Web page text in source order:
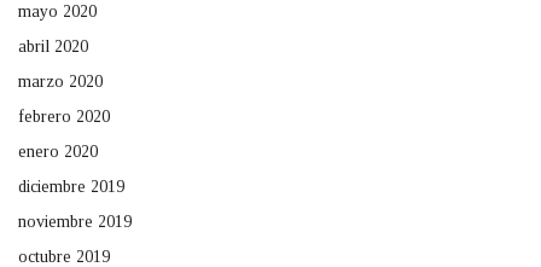
mayo 2020
abril 2020
marzo 2020
febrero 2020
enero 2020
diciembre 2019
noviembre 2019
octubre 2019